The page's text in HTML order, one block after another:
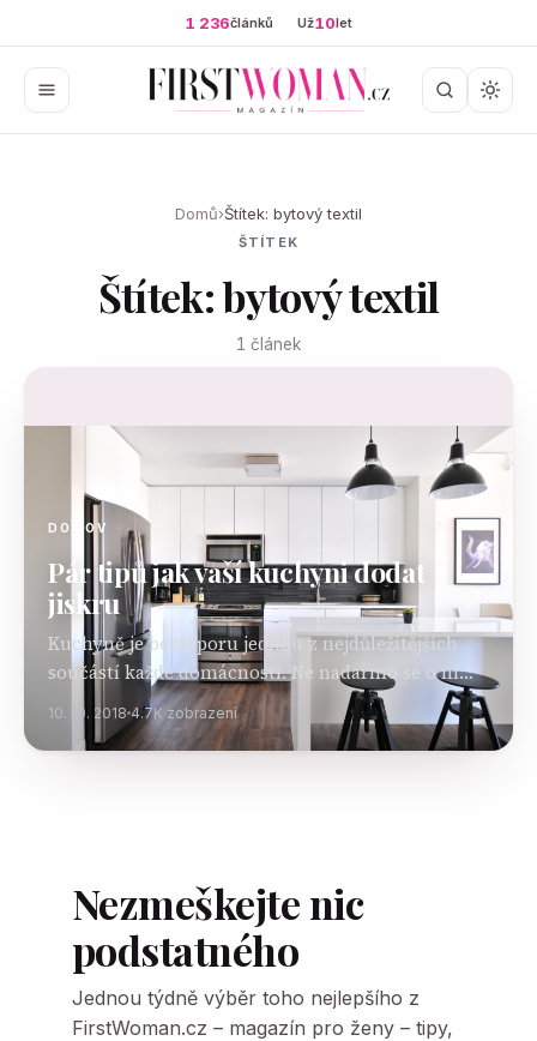
1 236článků Už10let
Domů›Štítek: bytový textil
ŠTÍTEK
Štítek: bytový textil
1 článek
DOMOV
Pár tipů jak vaší kuchyni dodat
jiskru
Kuchyně je bezesporu jednou z nejdůležitějších
součástí každé domácnosti. Ne nadarmo se o ní
často říká, že je srdce domova - my s tímto
výrokem musíme souhlasit. Určitě se shodneme
na tom,…
10. 10. 2018 4.7K zobrazení
Nezmeškejte nic
podstatného
Jednou týdně výběr toho nejlepšího z
FirstWoman.cz – magazín pro ženy – tipy,